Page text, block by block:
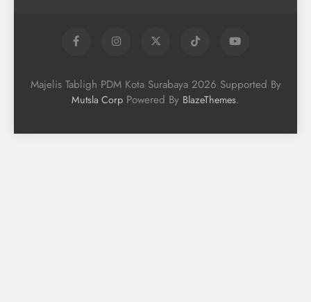
Majelis Tabligh PDM Kota Surabaya 2026 Supported By
Mutsla Corp Powered By BlazeThemes.